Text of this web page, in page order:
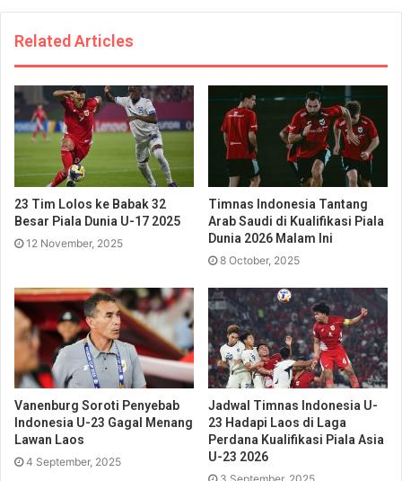
Related Articles
23 Tim Lolos ke Babak 32
Besar Piala Dunia U-17 2025
12 November, 2025
Timnas Indonesia Tantang
Arab Saudi di Kualifikasi Piala
Dunia 2026 Malam Ini
8 October, 2025
Vanenburg Soroti Penyebab
Indonesia U-23 Gagal Menang
Lawan Laos
4 September, 2025
Jadwal Timnas Indonesia U-
23 Hadapi Laos di Laga
Perdana Kualifikasi Piala Asia
U-23 2026